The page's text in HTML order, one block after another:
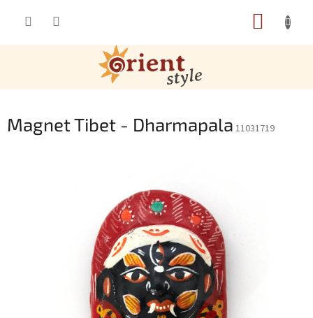
Magnet Tibet - Dharmapala 11031719